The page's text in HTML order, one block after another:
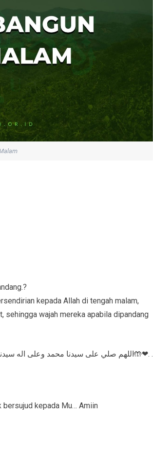
kepada Allah di tengah malam,
sehingga wajah mereka apabila dipandang
اللهم صلي على سيدنا محمد وعلى اله سيدنا محمد🤲❤. .
bersujud kepada Mu… Amiin